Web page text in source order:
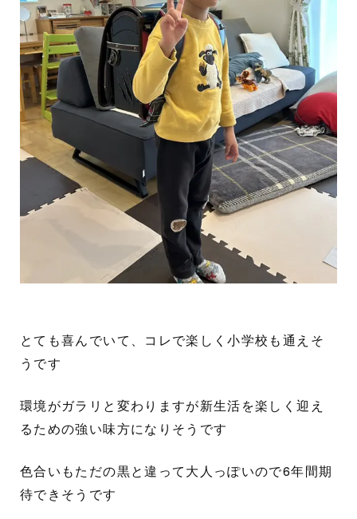
とても喜んでいて、コレで楽しく小学校も通えそ
うです
環境がガラリと変わりますが新生活を楽しく迎え
るための強い味方になりそうです
色合いもただの黒と違って大人っぽいので6年間期
待できそうです